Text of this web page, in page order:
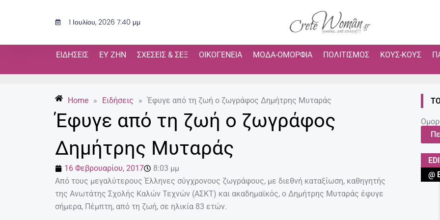
1 Ιουλίου, 2026 7:40 μμ
ΕΙΔΉΣΕΙΣ ΕΥ ΖΗΝ ΣΧΈΣΕΙΣ & ΣΕΞ ΟΙΚΟΓΈΝΕΙΑ ΜΌΔΑ-ΟΜΟΡΦΙΆ ΠΟΛΙΤΙΣΜΌΣ ΚΟΥΣ-ΚΟΥΣ
Home » Ειδήσεις » Έφυγε από τη ζωή ο ζωγράφος Δημήτρης Μυταράς
Έφυγε από τη ζωή ο ζωγράφος
Δημήτρης Μυταράς
16 Φεβρουαρίου, 2017
8:03 μμ
Από τους μεγαλύτερους Έλληνες σύγχρονους ζωγράφους, με διεθνή καταξίωση, καθηγητής
της Ανωτάτης Σχολής Καλών Τεχνών (ΑΣΚΤ) και ακαδημαϊκός, ο Δημήτρης Μυταράς έφυγε
σήμερα, Πέμπτη, από τη ζωή, σε ηλικία 83 ετών.
@